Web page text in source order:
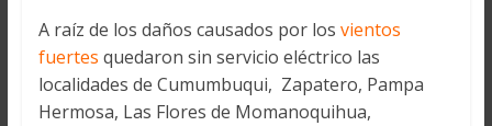
A raíz de los daños causados por los vientos
fuertes quedaron sin servicio eléctrico las
localidades de Cumumbuqui, Zapatero, Pampa
Hermosa, Las Flores de Momanoquihua,